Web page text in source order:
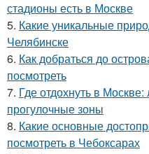
стадионы есть в Москве
5. Какие уникальные
Челябинске
6. Как добраться до
посмотреть
7. Где отдохнуть в
прогулочные зоны
8. Какие основные
посмотреть в Чебоксарах